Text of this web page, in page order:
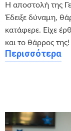
Η αποστολή της
Έδειξε δύναμη,
κατάφερε. Είχε
και το θάρρος της!
Περισσότερα